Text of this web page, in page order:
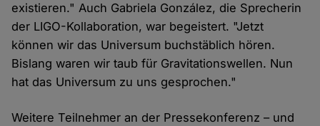
existieren." Auch Gabriela González, die Sprecherin
der LIGO-Kollaboration, war begeistert. "Jetzt
können wir das Universum buchstäblich hören.
Bislang waren wir taub für Gravitationswellen. Nun
hat das Universum zu uns gesprochen."
Weitere Teilnehmer an der Pressekonferenz – und